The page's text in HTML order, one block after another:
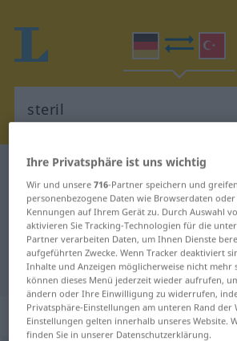
Deutsch-Türkisch Wörterbuch
Deutsch-Türkisch
"steril"
"steril" Türkisch
„steril“: Adjektiv,
Ihre Privatsphäre ist uns wichtig
Wir und unsere716-Partner speichern und
personenbezogene Daten wie Browserdaten
Kennungen auf Ihrem Gerät zu. Durch Auswahl
aktivieren Sie Tracking-Technologien für die
Partner verarbeiten Daten, um Ihnen Dienste
aufgeführten Zwecke. Wenn Tracker deaktiviert
Inhalte und Anzeigen möglicherweise nicht mehr
können dieses Menü jederzeit wieder aufrufen,
ändern oder Ihre Einwilligung zu widerrufen,
Privatsphäre-Einstellungen am unteren Rand der
Einstellungen gelten innerhalb unseres Website.
finden Sie in unserer Datenschutzerklärung.